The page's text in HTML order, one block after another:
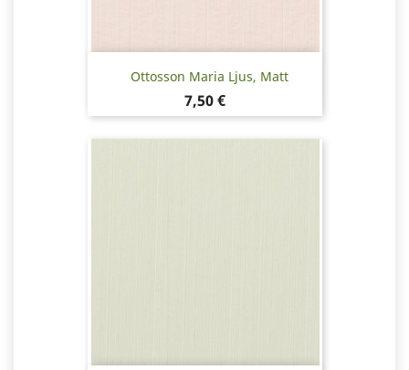
Ottosson Maria Ljus, Matt
Pris
7,50 €